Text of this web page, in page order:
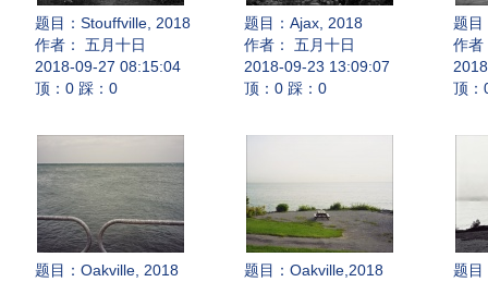
题目： Stouffville, 2018
作者： 五月十日
2018-09-27 08:15:04
顶：0 踩：0
题目： Ajax, 2018
作者： 五月十日
2018-09-23 13:09:07
顶：0 踩：0
题目
作者
顶：
题目： Oakville, 2018
题目： Oakville,2018
题目